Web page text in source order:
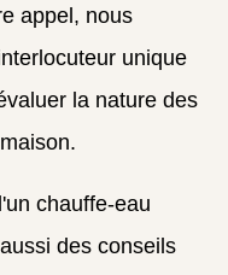
appel, nous
unique
la nature des
chauffe-eau
des conseils